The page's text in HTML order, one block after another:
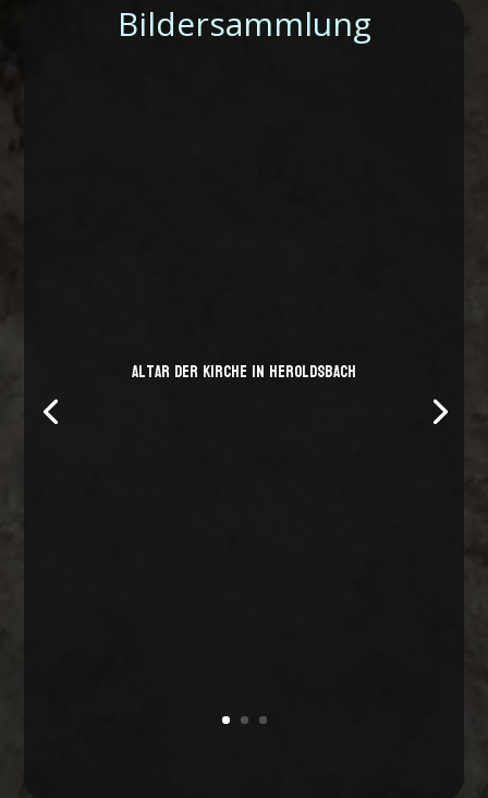
Bildersammlung
Altar der Kirche in Heroldsbach